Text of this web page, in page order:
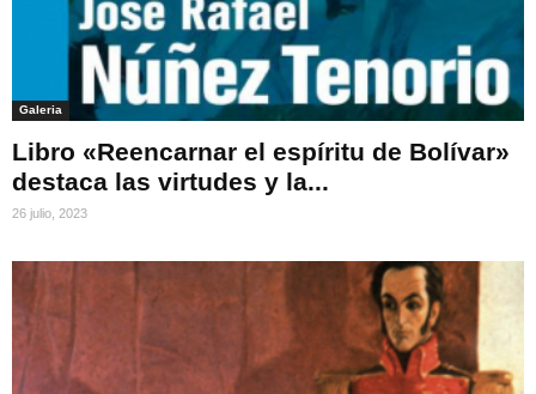
Galeria
Libro «Reencarnar el espíritu de Bolívar»
destaca las virtudes y la...
26 julio, 2023